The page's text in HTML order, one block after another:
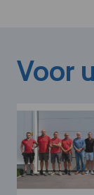
Voor